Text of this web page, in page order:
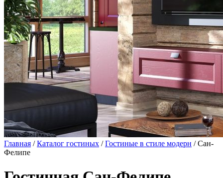
Главная /Каталог гостиных /Гостиные в стиле модерн / Сан-
Фелипе